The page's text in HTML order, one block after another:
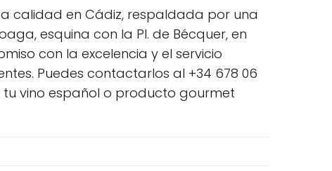
calidad en Cádiz, respaldada por una
esquina con la Pl. de Bécquer, en
con la excelencia y el servicio
Puedes contactarlos al +34 678 06
vino español o producto gourmet